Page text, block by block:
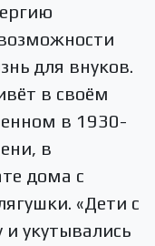
для внуков.
в своём
в 1930-
в
дома с
«Дети с
укутывались